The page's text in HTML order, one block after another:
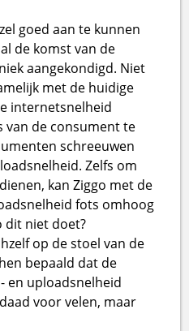
goed aan te kunnen
de komst van de
aangekondigd. Niet
met de huidige
internetsnelheid
van de consument te
schreeuwen
Zelfs om
kan Ziggo met de
fots omhoog
dit niet doet?
op de stoel van de
bepaald dat de
en uploadsnelheid
voor velen, maar